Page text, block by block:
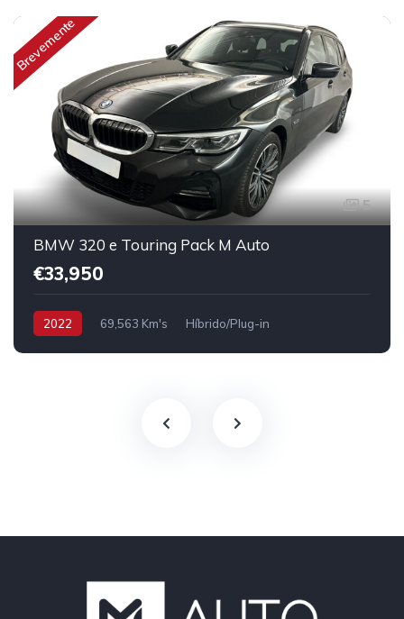
Brevemente
5
BMW 320 e Touring Pack M Auto
€33,950
2022 69,563 Km's Híbrido/Plug-in